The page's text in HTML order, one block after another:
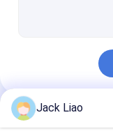
Máquina de
Núcleo do
Aleta ondulada
Nossas
Jack Liao